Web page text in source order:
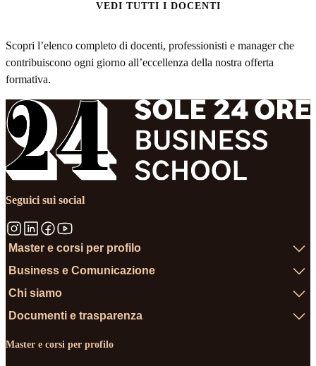
VEDI TUTTI I DOCENTI
Scopri l’elenco completo di docenti, professionisti e manager che
contribuiscono ogni giorno all’eccellenza della nostra offerta
formativa.
Seguici sui social
Master e corsi per profilo
Business e Comunicazione
Chi siamo
Documenti e trasparenza
Master e corsi per profilo